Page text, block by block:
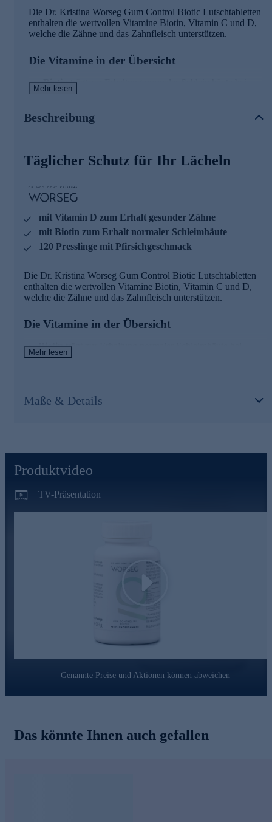
Die Dr. Kristina Worseg Gum Control Biotic Lutschtabletten
enthalten die wertvollen Vitamine Biotin, Vitamin C und D,
welche die Zähne und das Zahnfleisch unterstützen.
Die Vitamine in der Übersicht
Biotinträgt zur Erhaltung normaler Schleimhäute bei.
Vitamin C
einer normalen Kollagenbildung für eine normale
Funktion der Zähne bei.
Gleich heute noch bequem online bestellen.
Mehr lesen
Beschreibung
Täglicher Schutz für Ihr Lächeln
mit Vitamin D zum Erhalt gesunder Zähne
mit Biotin zum Erhalt normaler Schleimhäute
120 Presslinge mit Pfirsichgeschmack
Die Dr. Kristina Worseg Gum Control Biotic Lutschtabletten
enthalten die wertvollen Vitamine Biotin, Vitamin C und D,
welche die Zähne und das Zahnfleisch unterstützen.
Die Vitamine in der Übersicht
Biotinträgt zur Erhaltung normaler Schleimhäute bei.
Vitamin C
Vitamin Dträgt zur Erhaltung normaler Zähne bei.
Mehr lesen
Maße & Details
Produktvideo
TV-Präsentation
Play
Genannte Preise und Aktionen können abweichen
Das könnte Ihnen auch gefallen